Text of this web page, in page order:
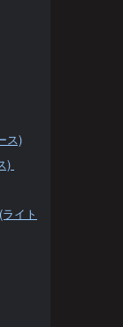
ス)
)
イト